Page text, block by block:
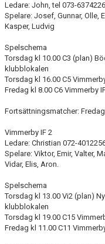
Ledare: John, tel 073-6374226
Spelare: Josef, Gunnar, Olle,
Kasper, Ludvig
Spelschema
Torsdag kl 10.00 C3 (plan)
klubblokalen
Torsdag kl 16.00 C5
Fredag kl 8.00 C6 Vimmerby
Fortsättningsmatcher:
Vimmerby IF 2
Ledare: Christian 072-
Spelare: Viktor, Emir, Valter,
Vidar, Elis, Aron.
Spelschema
Torsdag kl 13.00 Vi2 (plan)
klubblokalen
Torsdag kl 19.00 C15
Fredag kl 11.00 C11